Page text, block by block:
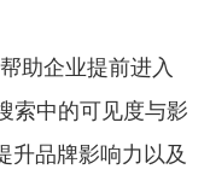
助企业提前进入
索中的可见度与影
升品牌影响力以及